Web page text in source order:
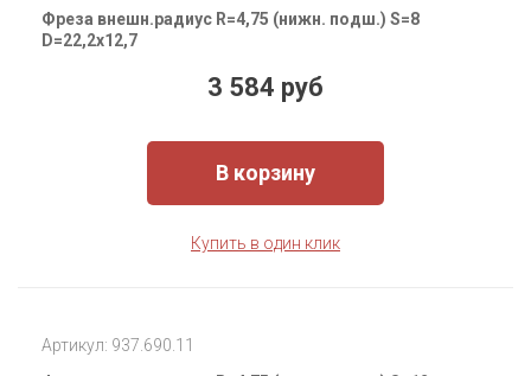
Фреза внешн.радиус R=4,75 (нижн. подш.) S=8
D=22,2x12,7
3 584 руб
В корзину
Купить в один клик
Артикул: 937.690.11